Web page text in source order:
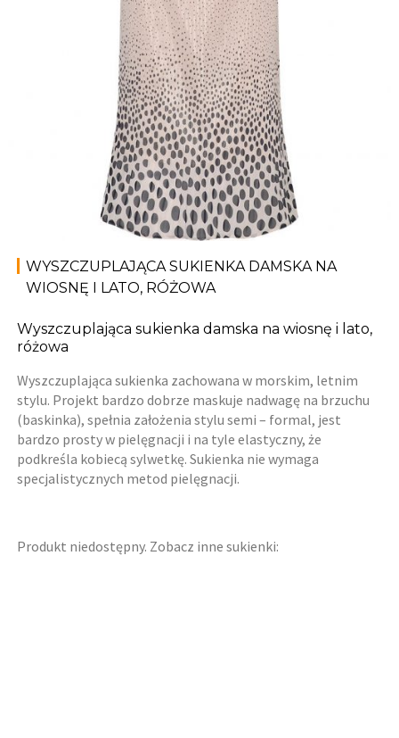
WYSZCZUPLAJĄCA SUKIENKA DAMSKA NA
WIOSNĘ I LATO, RÓŻOWA
Wyszczuplająca sukienka damska na wiosnę i lato,
różowa
Wyszczuplająca sukienka zachowana w morskim, letnim
stylu. Projekt bardzo dobrze maskuje nadwagę na brzuchu
(baskinka), spełnia założenia stylu semi – formal, jest
bardzo prosty w pielęgnacji i na tyle elastyczny, że
podkreśla kobiecą sylwetkę. Sukienka nie wymaga
specjalistycznych metod pielęgnacji.
Produkt niedostępny. Zobacz inne sukienki: